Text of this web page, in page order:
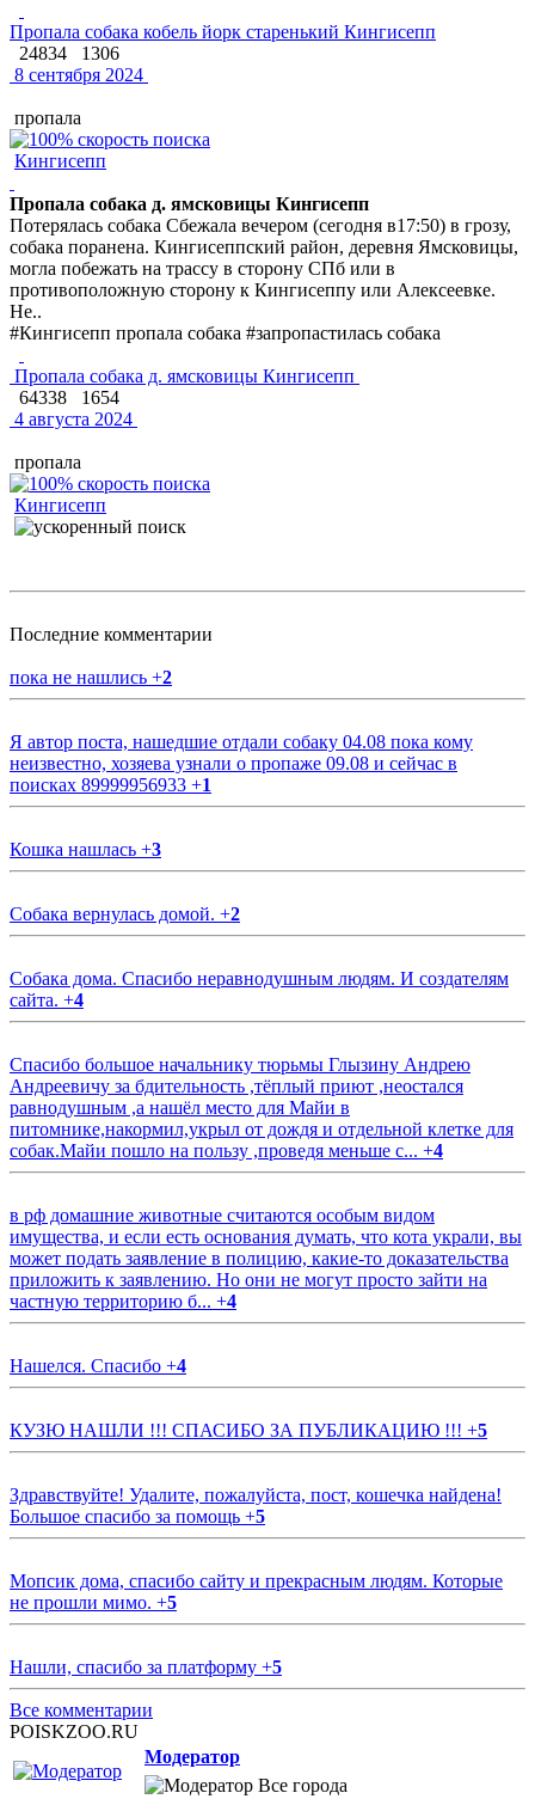
Пропала собака кобель йорк старенький Кингисепп
24834
1306
8 сентября 2024
пропала
Кингисепп
Пропала собака д. ямсковицы Кингисепп
Потерялась собака Сбежала вечером (сегодня в17:50) в грозу,
собака поранена. Кингисеппский район, деревня Ямсковицы,
могла побежать на трассу в сторону СПб или в
противоположную сторону к Кингисеппу или Алексеевке.
Не..
#Кингисепп пропала собака #запропастилась собака
Пропала собака д. ямсковицы Кингисепп
64338
1654
4 августа 2024
пропала
Кингисепп
Последние комментарии
пока не нашлись +2
Я автор поста, нашедшие отдали собаку 04.08 пока кому
неизвестно, хозяева узнали о пропаже 09.08 и сейчас в
поисках 89999956933 +1
Кошка нашлась +3
Собака вернулась домой. +2
Собака дома. Спасибо неравнодушным людям. И создателям
сайта. +4
Спасибо большое начальнику тюрьмы Глызину Андрею
Андреевичу за бдительность ,тёплый приют ,неостался
равнодушным ,а нашёл место для Майи в
питомнике,накормил,укрыл от дождя и отдельной клетке для
собак.Майи пошло на пользу ,проведя меньше с... +4
в рф домашние животные считаются особым видом
имущества, и если есть основания думать, что кота украли, вы
может подать заявление в полицию, какие-то доказательства
приложить к заявлению. Но они не могут просто зайти на
частную территорию б... +4
Нашелся. Спасибо +4
КУЗЮ НАШЛИ !!! СПАСИБО ЗА ПУБЛИКАЦИЮ !!! +5
Здравствуйте! Удалите, пожалуйста, пост, кошечка найдена!
Большое спасибо за помощь +5
Мопсик дома, спасибо сайту и прекрасным людям. Которые
не прошли мимо. +5
Нашли, спасибо за платформу +5
Все комментарии
POISKZOO.RU
Модератор
Все города